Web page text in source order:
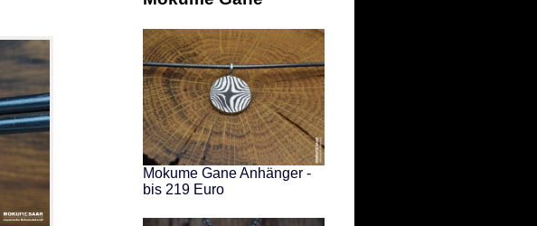
Mokume Gane Anhänger -
bis 219 Euro